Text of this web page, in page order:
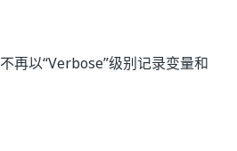
再以“Verbose”级别记录变量和